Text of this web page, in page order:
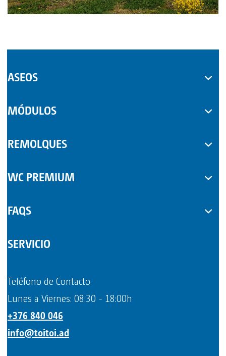
ASEOS
MÓDULOS
REMOLQUES
WC PREMIUM
FAQS
SERVICIO
Teléfono de Contacto
Lunes a Viernes: 08:30 - 18:00h
+376 840 046
info@toitoi.ad